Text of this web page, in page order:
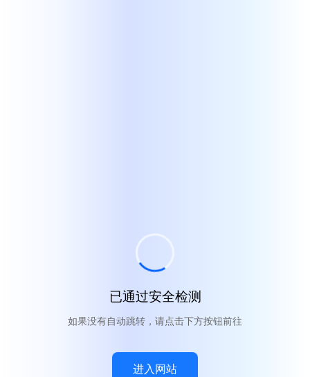
已通过安全检测
如果没有自动跳转，请点击下方按钮前往
进入网站